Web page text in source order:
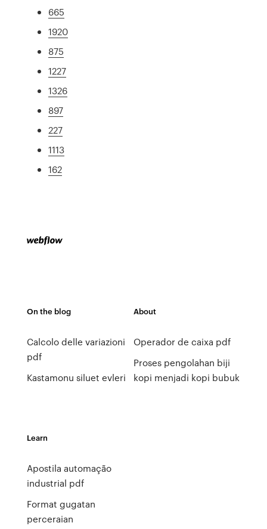
665
1920
875
1227
1326
897
227
1113
162
On the blog
Calcolo delle variazioni
pdf
Kastamonu siluet evleri
About
Operador de caixa pdf
Proses pengolahan biji
kopi menjadi kopi bubuk
Learn
Apostila automação
industrial pdf
Format gugatan
perceraian